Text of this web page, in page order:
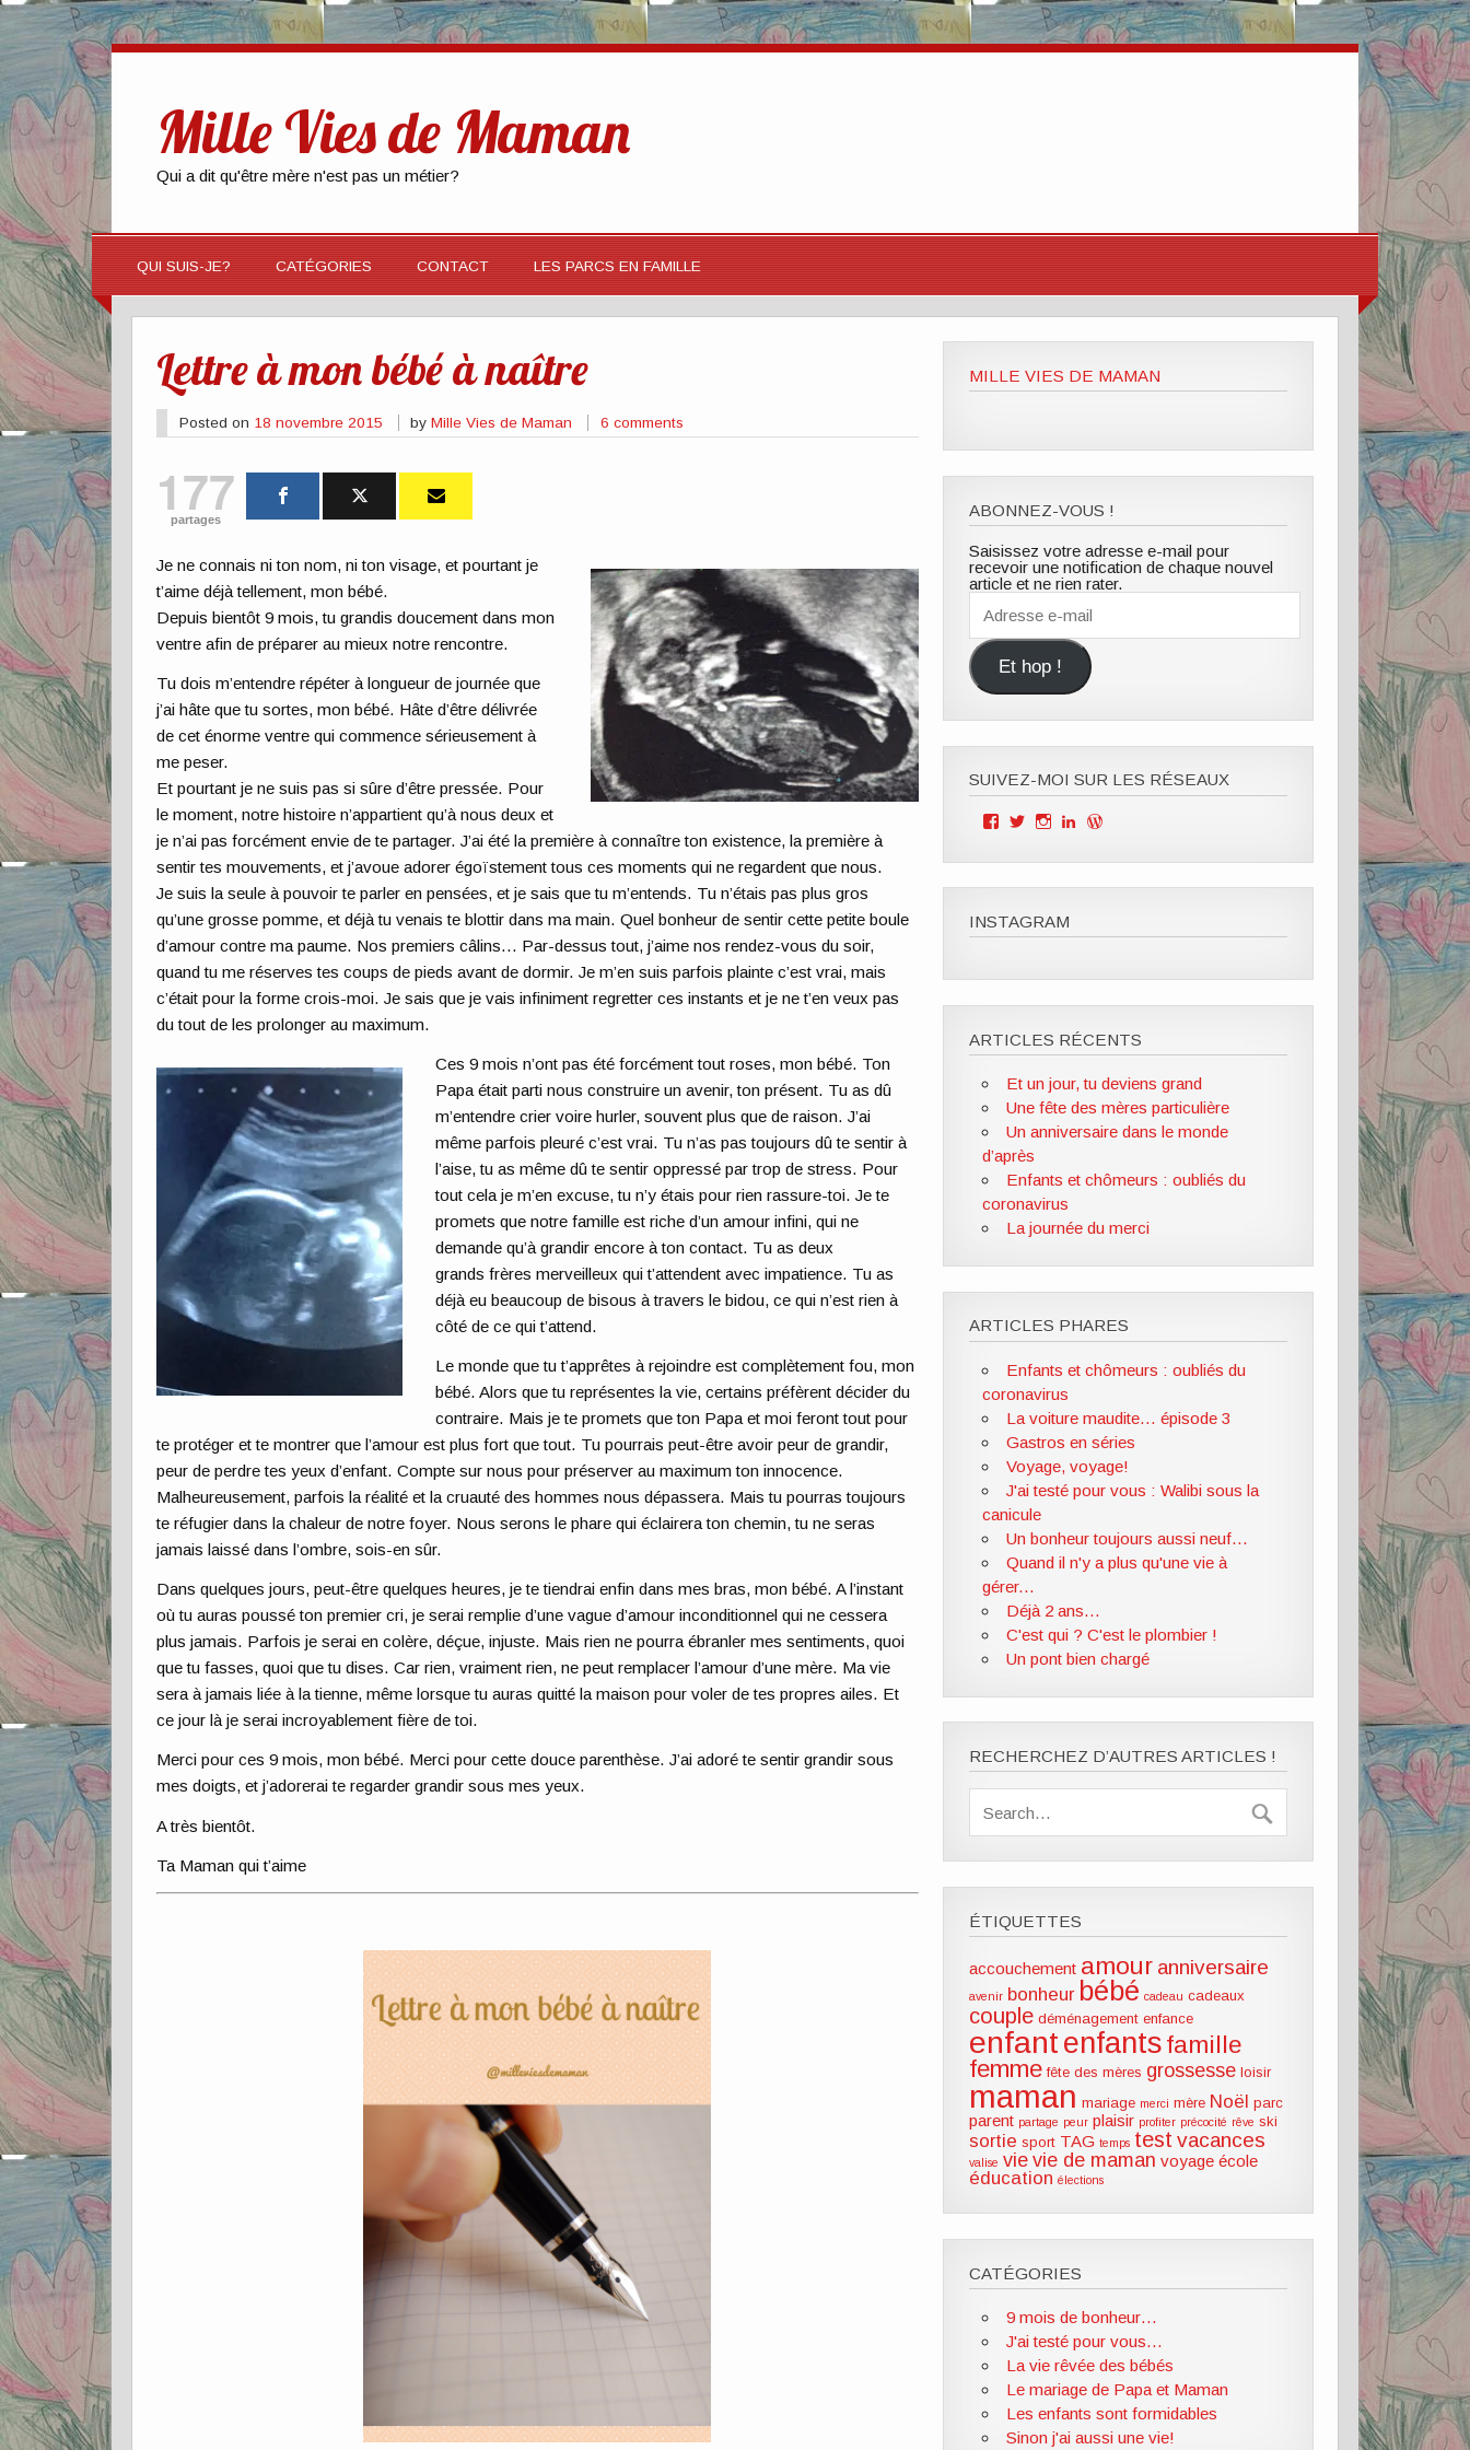
Mille Vies de Maman
Qui a dit qu'être mère n'est pas un métier?
QUI SUIS-JE? CATÉGORIES CONTACT LES PARCS EN FAMILLE
Lettre à mon bébé à naître
Posted on 18 novembre 2015 byMille Vies de Maman 6 comments
177
partages
Je ne connais ni ton nom, ni ton visage, et pourtant je
t’aime déjà tellement, mon bébé.
Depuis bientôt 9 mois, tu grandis doucement dans mon
ventre afin de préparer au mieux notre rencontre.
Tu dois m’entendre répéter à longueur de journée que
j’ai hâte que tu sortes, mon bébé. Hâte d’être délivrée
de cet énorme ventre qui commence sérieusement à
me peser.
Et pourtant je ne suis pas si sûre d’être pressée. Pour
le moment, notre histoire n’appartient qu’à nous deux et
je n’ai pas forcément envie de te partager. J’ai été la première à connaître ton existence, la première à
sentir tes mouvements, et j’avoue adorer égoïstement tous ces moments qui ne regardent que nous.
Je suis la seule à pouvoir te parler en pensées, et je sais que tu m’entends. Tu n’étais pas plus gros
qu’une grosse pomme, et déjà tu venais te blottir dans ma main. Quel bonheur de sentir cette petite boule
d’amour contre ma paume. Nos premiers câlins… Par-dessus tout, j’aime nos rendez-vous du soir,
quand tu me réserves tes coups de pieds avant de dormir. Je m’en suis parfois plainte c’est vrai, mais
c’était pour la forme crois-moi. Je sais que je vais infiniment regretter ces instants et je ne t’en veux pas
du tout de les prolonger au maximum.
Ces 9 mois n’ont pas été forcément tout roses, mon bébé. Ton
Papa était parti nous construire un avenir, ton présent. Tu as dû
m’entendre crier voire hurler, souvent plus que de raison. J’ai
même parfois pleuré c’est vrai. Tu n’as pas toujours dû te sentir à
l’aise, tu as même dû te sentir oppressé par trop de stress. Pour
tout cela je m’en excuse, tu n’y étais pour rien rassure-toi. Je te
promets que notre famille est riche d’un amour infini, qui ne
demande qu’à grandir encore à ton contact. Tu as deux
grands frères merveilleux qui t’attendent avec impatience. Tu as
déjà eu beaucoup de bisous à travers le bidou, ce qui n’est rien à
côté de ce qui t’attend.
Le monde que tu t’apprêtes à rejoindre est complètement fou, mon
bébé. Alors que tu représentes la vie, certains préfèrent décider du
contraire. Mais je te promets que ton Papa et moi feront tout pour
te protéger et te montrer que l’amour est plus fort que tout. Tu pourrais peut-être avoir peur de grandir,
peur de perdre tes yeux d’enfant. Compte sur nous pour préserver au maximum ton innocence.
Malheureusement, parfois la réalité et la cruauté des hommes nous dépassera. Mais tu pourras toujours
te réfugier dans la chaleur de notre foyer. Nous serons le phare qui éclairera ton chemin, tu ne seras
jamais laissé dans l’ombre, sois-en sûr.
Dans quelques jours, peut-être quelques heures, je te tiendrai enfin dans mes bras, mon bébé. A l’instant
où tu auras poussé ton premier cri, je serai remplie d’une vague d’amour inconditionnel qui ne cessera
plus jamais. Parfois je serai en colère, déçue, injuste. Mais rien ne pourra ébranler mes sentiments, quoi
que tu fasses, quoi que tu dises. Car rien, vraiment rien, ne peut remplacer l’amour d’une mère. Ma vie
sera à jamais liée à la tienne, même lorsque tu auras quitté la maison pour voler de tes propres ailes. Et
ce jour là je serai incroyablement fière de toi.
Merci pour ces 9 mois, mon bébé. Merci pour cette douce parenthèse. J’ai adoré te sentir grandir sous
mes doigts, et j’adorerai te regarder grandir sous mes yeux.
A très bientôt.
Ta Maman qui t’aime
MILLE VIES DE MAMAN
ABONNEZ-VOUS !
Saisissez votre adresse e-mail pour
recevoir une notification de chaque nouvel
article et ne rien rater.
Adresse
e-
Et hop !
SUIVEZ-MOI SUR LES RÉSEAUX
Voir
Mille
de
Maman
Facebook
Voir
ClOutteryck
Twitter
Voir
milleviesdemaman
Instagram
Voir
Clémence
LinkedIn
Voir
cyberclem
INSTAGRAM
ARTICLES RÉCENTS
Et un jour, tu deviens grand
Une fête des mères particulière
Un anniversaire dans le monde
d’après
Enfants et chômeurs : oubliés du
coronavirus
La journée du merci
ARTICLES PHARES
Enfants et chômeurs : oubliés du
coronavirus
La voiture maudite... épisode 3
Gastros en séries
Voyage, voyage!
J'ai testé pour vous : Walibi sous la
canicule
Un bonheur toujours aussi neuf...
Quand il n'y a plus qu'une vie à
gérer...
Déjà 2 ans...
C'est qui ? C'est le plombier !
Un pont bien chargé
RECHERCHEZ D’AUTRES ARTICLES !
ÉTIQUETTES
accouchement amour anniversaire
avenir bonheur bébé cadeau cadeaux
couple déménagement enfance
enfantenfantsfamille
femme fête des mères grossesse loisir
maman mariage merci mère Noël parc
parent partage peur plaisir profiter précocité rêve ski
sortie sport TAG temps test vacances
valise vie vie de maman voyage école
éducation élections
CATÉGORIES
9 mois de bonheur…
J'ai testé pour vous…
La vie rêvée des bébés
Le mariage de Papa et Maman
Les enfants sont formidables
Sinon j'ai aussi une vie!